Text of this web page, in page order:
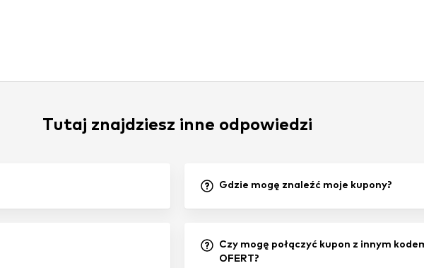
Tutaj znajdziesz inne odpowiedzi
Gdzie mogę znaleźć moje kupony?
Czy mogę połączyć kupon z innym
OFERT?